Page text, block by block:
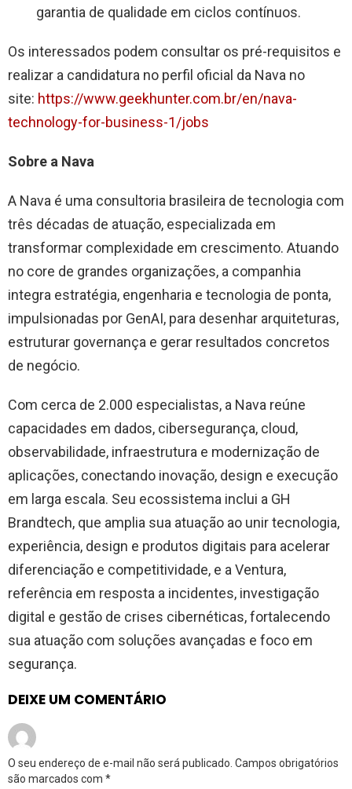
garantia de qualidade em ciclos contínuos.
Os interessados podem consultar os pré-requisitos e
realizar a candidatura no perfil oficial da Nava no
site: https://www.geekhunter.com.br/en/nava-
technology-for-business-1/jobs
Sobre a Nava
A Nava é uma consultoria brasileira de tecnologia com
três décadas de atuação, especializada em
transformar complexidade em crescimento. Atuando
no core de grandes organizações, a companhia
integra estratégia, engenharia e tecnologia de ponta,
impulsionadas por GenAI, para desenhar arquiteturas,
estruturar governança e gerar resultados concretos
de negócio.
Com cerca de 2.000 especialistas, a Nava reúne
capacidades em dados, cibersegurança, cloud,
observabilidade, infraestrutura e modernização de
aplicações, conectando inovação, design e execução
em larga escala. Seu ecossistema inclui a GH
Brandtech, que amplia sua atuação ao unir tecnologia,
experiência, design e produtos digitais para acelerar
diferenciação e competitividade, e a Ventura,
referência em resposta a incidentes, investigação
digital e gestão de crises cibernéticas, fortalecendo
sua atuação com soluções avançadas e foco em
segurança.
DEIXE UM COMENTÁRIO
O seu endereço de e-mail não será publicado. Campos obrigatórios
são marcados com *